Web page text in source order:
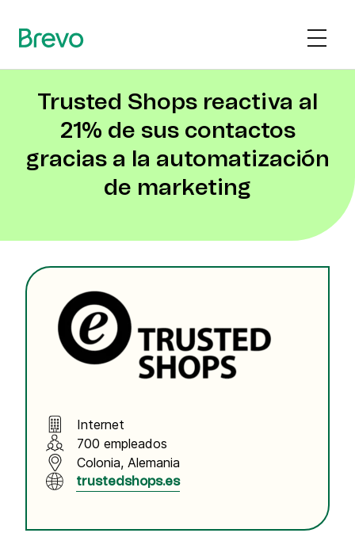
Trusted Shops reactiva al
21% de sus contactos
gracias a la automatización
de marketing
Internet
700 empleados
Colonia, Alemania
trustedshops.es